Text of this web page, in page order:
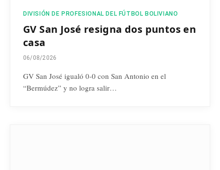
DIVISIÓN DE PROFESIONAL DEL FÚTBOL BOLIVIANO
GV San José resigna dos puntos en
casa
06/08/2026
GV San José igualó 0-0 con San Antonio en el
“Bermúdez” y no logra salir…